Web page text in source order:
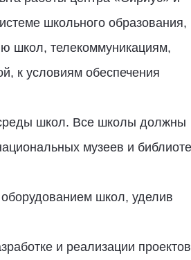
школьного образования,
школ, телекоммуникациям,
к условиям обеспечения
школ. Все школы должны
музеев и
школ, уделив
и реализации проектов